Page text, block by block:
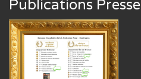
Publications Presse